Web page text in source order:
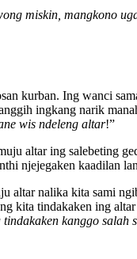
miskin, mangkono
kurban. Ing wanci
ingkang narik
wis ndeleng altar!”
altar ing salebeting
njejegaken kaadilan
altar nalika kita sami
kita tindakaken ing
kanggo